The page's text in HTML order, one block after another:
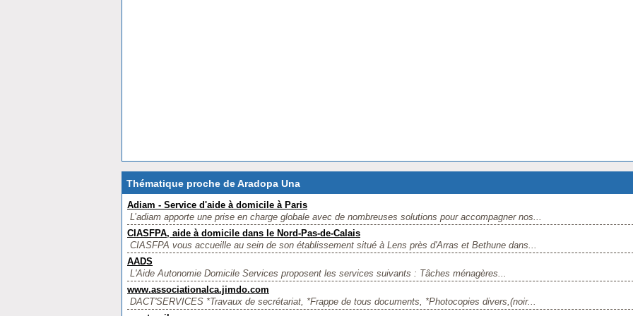
Thématique proche de Aradopa Una
Adiam - Service d'aide à domicile à Paris
L’adiam apporte une prise en charge globale avec de nombreuses solutions pour accompagner nos...
CIASFPA, aide à domicile dans le Nord-Pas-de-Calais
CIASFPA vous accueille au sein de son établissement situé à Lens près d'Arras et Bethune dans...
AADS
L'Aide Autonomie Domicile Services proposent les services suivants : Tâches ménagères...
www.associationalca.jimdo.com
DACT'SERVICES *Travaux de secrétariat, *Frappe de tous documents, *Photocopies divers,(noir...